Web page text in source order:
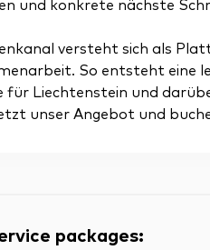
und konkrete nächste
versteht sich als
So entsteht eine
für Liechtenstein und
unser Angebot und
packages: